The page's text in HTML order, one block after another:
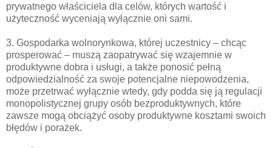
prywatnego właściciela dla celów, których wartość i
użyteczność wyceniają wyłącznie oni sami.
3. Gospodarka wolnorynkowa, której uczestnicy – chcąc
prosperować – muszą zaopatrywać się wzajemnie w
produktywne dobra i usługi, a także ponosić pełną
odpowiedzialność za swoje potencjalne niepowodzenia,
może przetrwać wyłącznie wtedy, gdy podda się ją regulacji
monopolistycznej grupy osób bezproduktywnych, które
zawsze mogą obciążyć osoby produktywne kosztami swoich
błędów i porażek.